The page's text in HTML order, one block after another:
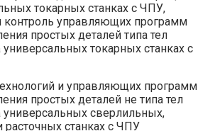
токарных станках с ЧПУ,
контроль управляющих программ
простых деталей типа тел
токарных станках с
и управляющих программ
простых деталей не типа тел
универсальных сверлильных,
станках с ЧПУ